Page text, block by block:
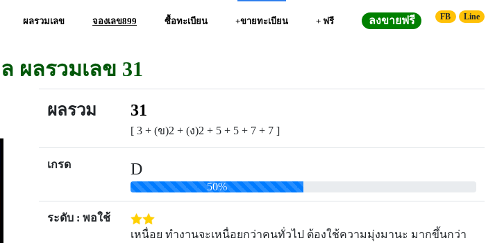
ผลรวมเลข จองเลข899 ซื้อทะเบียน +ขายทะเบียน + ฟรี ลงขายฟรี FB Line
ผลรวมเลข 31
ผลรวม 31
[ 3 + (ข)2 + (ง)2 + 5 + 5 + 7 + 7 ]
เกรด D
50%
ระดับ : พอใช้
เหนื่อย ทำงานจะเหนื่อยกว่าคนทั่วไป ต้องใช้ความมุ่งมานะ มากขึ้นกว่า